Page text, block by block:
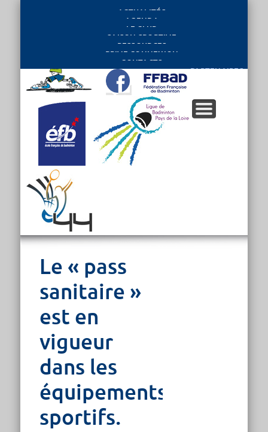
ACTUALITÉS
AGENDA
LE CLUB
SAISON SPORTIVE
RESSOURCES
PRIVE CONNEXION
CONTACTS
PARTENAIRES
Le « pass
sanitaire »
est en
vigueur
dans les
équipements
sportifs.